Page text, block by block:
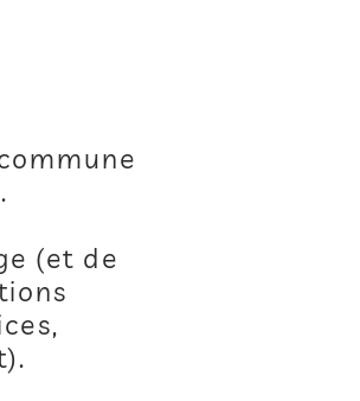
(et de